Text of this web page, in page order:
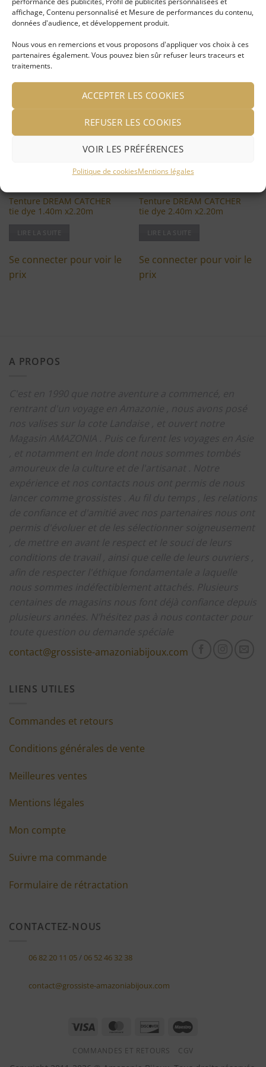
affichage, Contenu personnalisé et Mesure de performances du contenu,
données d'audience, et développement produit.
Nous vous en remercions et vous proposons d'appliquer vos choix à ces
partenaires également. Vous pouvez bien sûr refuser leurs traceurs et
traitements.
ACCEPTER LES COOKIES
REFUSER LES COOKIES
VOIR LES PRÉFÉRENCES
Politique de cookiesMentions légales
VOUS AIMEREZ PEUT-ÊTRE AUSSI…
Ajouter
d'envies
Tenture DREAM CATCHER
tie dye 1.40m x2.20m
Se connecter pour voir le
prix
Tenture DREAM CATCHER
tie dye 2.40m x2.20m
Se connecter pour voir le
prix
A PROPOS
contact@grossiste-amazoniabijoux.com
LIENS UTILES
Commandes et retours
Conditions générales de vente
Meilleures ventes
Mentions légales
Mon compte
Suivre ma commande
Formulaire de rétractation
CONTACTEZ-NOUS
06 82 20 11 05/ 06 52 46 32 38
contact@grossiste-amazoniabijoux.com
Visa MasterCardDiscover
COMMANDES ET RETOURS CGV